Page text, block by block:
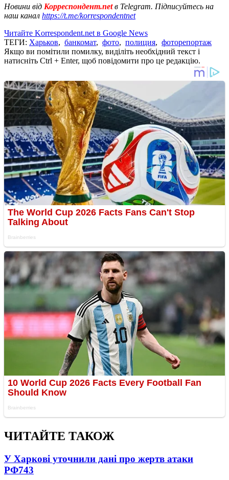
Новини від Корреспондент.netв Telegram. Підписуйтесь на
наш канал https://t.me/korrespondentnet
Читайте Korrespondent.net в Google News
ТЕГИ: Харьков, банкомат, фото, полиция, фоторепортаж
Якщо ви помітили помилку, виділіть необхідний текст і
натисніть Ctrl + Enter, щоб повідомити про це редакцію.
ЧИТАЙТЕ ТАКОЖ
У Харкові уточнили дані про жертв атаки
РФ743